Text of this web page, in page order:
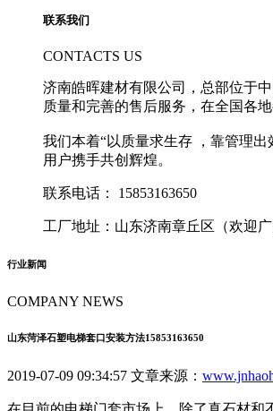
联系我们
CONTACTS US
济南皓晖建材有限公司，总部位于
质量和完善的售后服务，在全国各
我们本着“以质量求生存 ，靠管理
用户携手共创辉煌。
联系电话： 15853163650
工厂地址：山东济南章丘区（欢迎广
行业新闻
COMPANY NEWS
山东菏泽石塑电梯套口安装方法15853163650
2019-07-09 09:34:57 文章来源：